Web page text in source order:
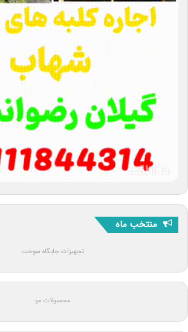
منتخب ماه
تجهیزات جایگاه سوخت
محصولات مو